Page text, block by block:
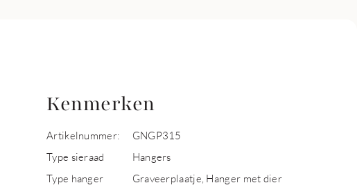
Kenmerken
Artikelnummer:
GNGP315
Type sieraad
Hangers
Type hanger
Graveerplaatje, Hanger met dier